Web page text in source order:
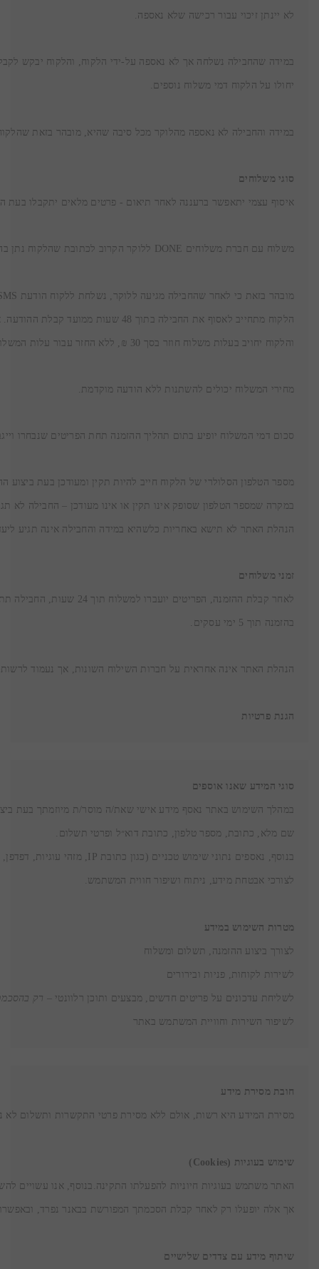
לא יינתן זיכוי עבור רכישה שלא נאספה.
במידה והחבילה לא נאספה מהלוקר מכל סיבה שהיא, מובהר בזאת שהלקוח ישלם 30 ש"ח דמי
סוגי משלוחים
איסוף עצמי יתאפשר ברעננה לאחר תיאום - פרטים מלאים יתקבלו בעת
והלקוח יחויב בעלות משלוח חוזר בסך 30 ₪, ללא החזר עבור עלות המשלוח הראשון.
מחירי המשלוח יכולים להשתנות ללא הודעה מוקדמת.
סכום דמי המשלוח יופיע בתום תהליך ההזמנה תחת הפריטים שנבחרו
הנהלת האתר לא תישא באחריות כלשהיא במידה והחבילה אינה תגיע
זמני משלוחים
בהזמנה תוך 5 ימי עסקים.
הגנת פרטיות
סוגי המידע שאנו אוספים
מטרות השימוש במידע
לשליחת עדכונים על פריטים חדשים, מבצעים ותוכן רלוונטי – רק
לשיפור השירות וחוויית המשתמש באתר
חובת מסירת מידע
שימוש בעוגיות (Cookies)
שיתוף מידע עם צדדים שלישיים